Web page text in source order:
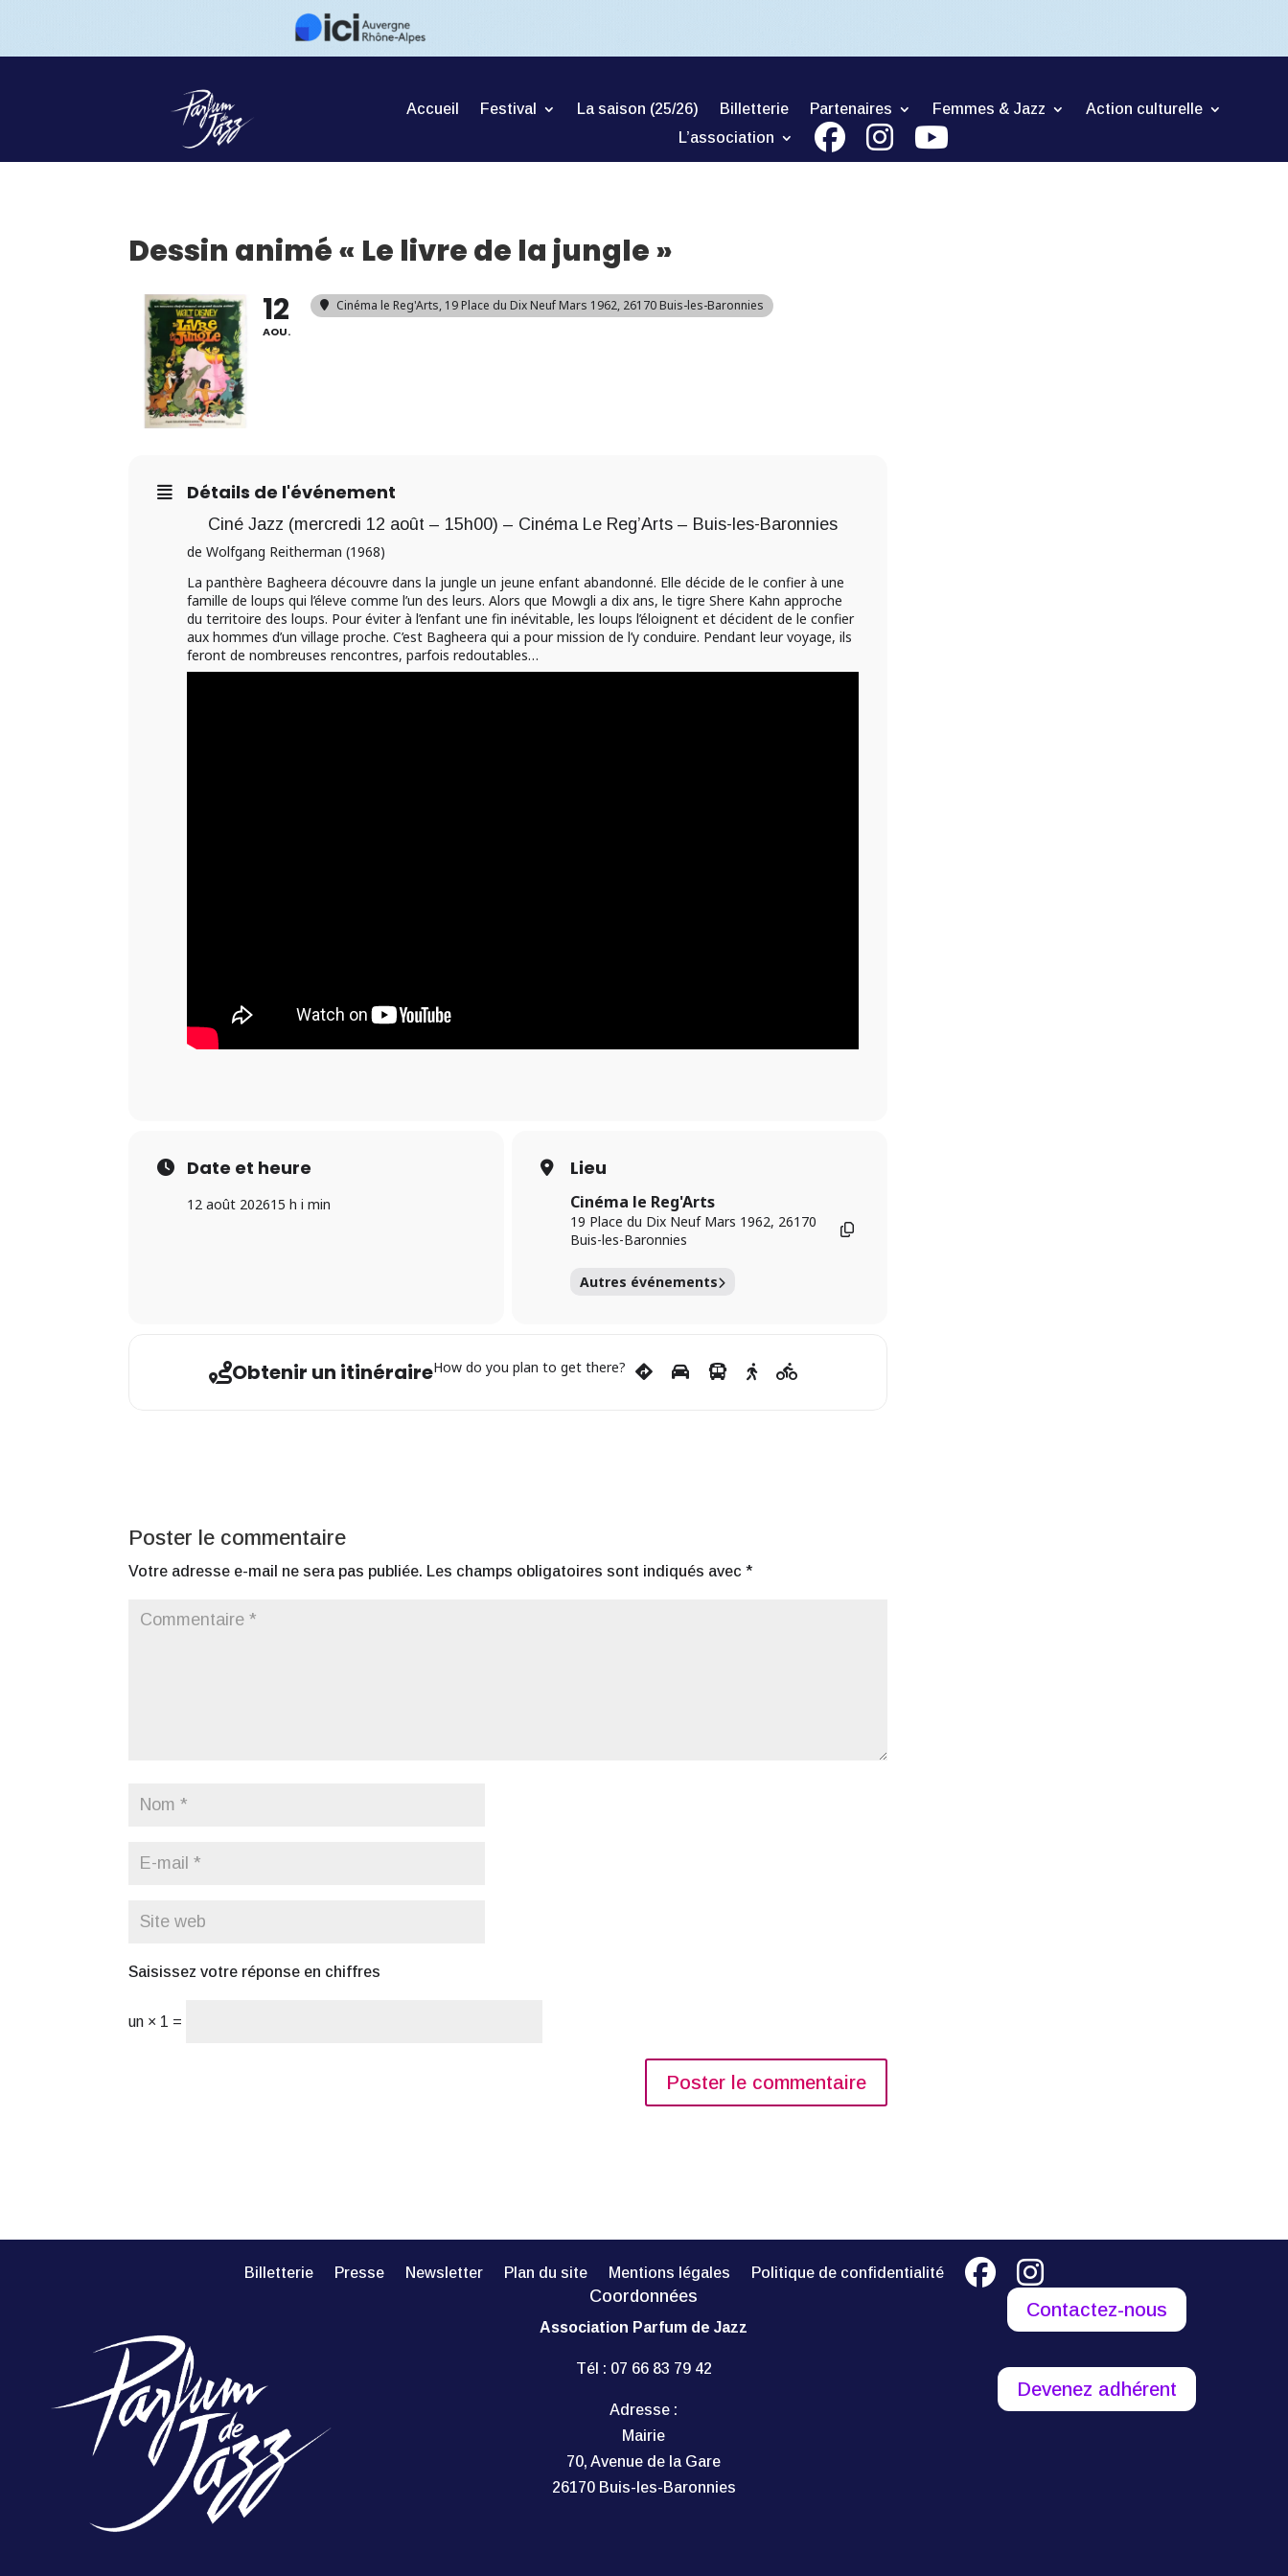
Accueil Festival La saison (25/26) Billetterie Partenaires Femmes & Jazz
Action culturelle
L’association
Dessin animé « Le livre de la jungle »
12
AOU.
Cinéma le Reg'Arts, 19 Place du Dix Neuf Mars 1962, 26170 Buis-les-Baronnies
Détails de l'événement
Ciné Jazz (mercredi 12 août – 15h00) – Cinéma Le Reg’Arts – Buis-les-Baronnies
de Wolfgang Reitherman (1968)
La panthère Bagheera découvre dans la jungle un jeune enfant abandonné. Elle décide de le confier à une
famille de loups qui l’éleve comme l’un des leurs. Alors que Mowgli a dix ans, le tigre Shere Kahn approche
du territoire des loups. Pour éviter à l’enfant une fin inévitable, les loups l’éloignent et décident de le confier
aux hommes d’un village proche. C’est Bagheera qui a pour mission de l’y conduire. Pendant leur voyage, ils
feront de nombreuses rencontres, parfois redoutables…
Date et heure
12 août 202615 h i min
Lieu
Cinéma le Reg'Arts
19 Place du Dix Neuf Mars 1962, 26170
Buis-les-Baronnies
Autres événements
Obtenir un itinéraireHow do you plan to get there?
Poster le commentaire
Votre adresse e-mail ne sera pas publiée. Les champs obligatoires sont indiqués avec*
Saisissez votre réponse en chiffres
un × 1 =
Billetterie Presse Newsletter Plan du site Mentions légales Politique de confidentialité
Coordonnées
Association Parfum de Jazz
Tél : 07 66 83 79 42
Adresse :
Mairie
70, Avenue de la Gare
26170 Buis-les-Baronnies
Contactez-nous
Devenez adhérent